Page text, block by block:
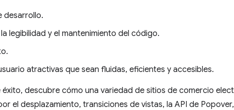
desarrollo.
legibilidad y el mantenimiento del código.
atractivas que sean fluidas, eficientes y accesibles.
éxito, descubre cómo una variedad de sitios de comercio
el desplazamiento, transiciones de vistas, la API de